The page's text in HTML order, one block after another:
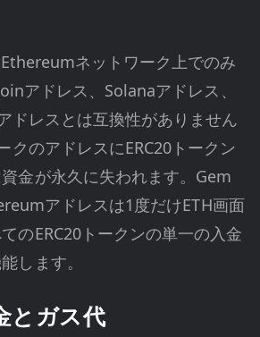
ネットワーク上でのみ
アドレス、Solanaアドレス、
ドレスとは互換性がありません
クのアドレスにERC20トークン
金が永久に失われます。Gem
アドレスは1度だけETH画面
のERC20トークンの単一の入金
します。
とガス代